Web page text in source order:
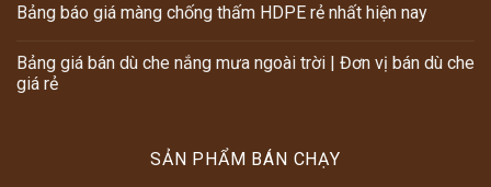
Bảng báo giá màng chống thấm HDPE rẻ nhất hiện nay
Bảng giá bán dù che nắng mưa ngoài trời | Đơn vị bán dù che
giá rẻ
SẢN PHẨM BÁN CHẠY